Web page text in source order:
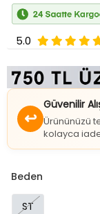
5.0
↩
Güvenilir
Ürününüzü
kolayca
Beden
ST